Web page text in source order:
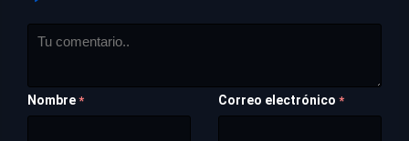
Nombre * Correo electrónico *